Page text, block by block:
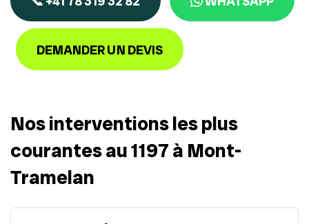
DEMANDER UN DEVIS
Nos interventions les plus
courantes au 1197 à Mont-
Tramelan